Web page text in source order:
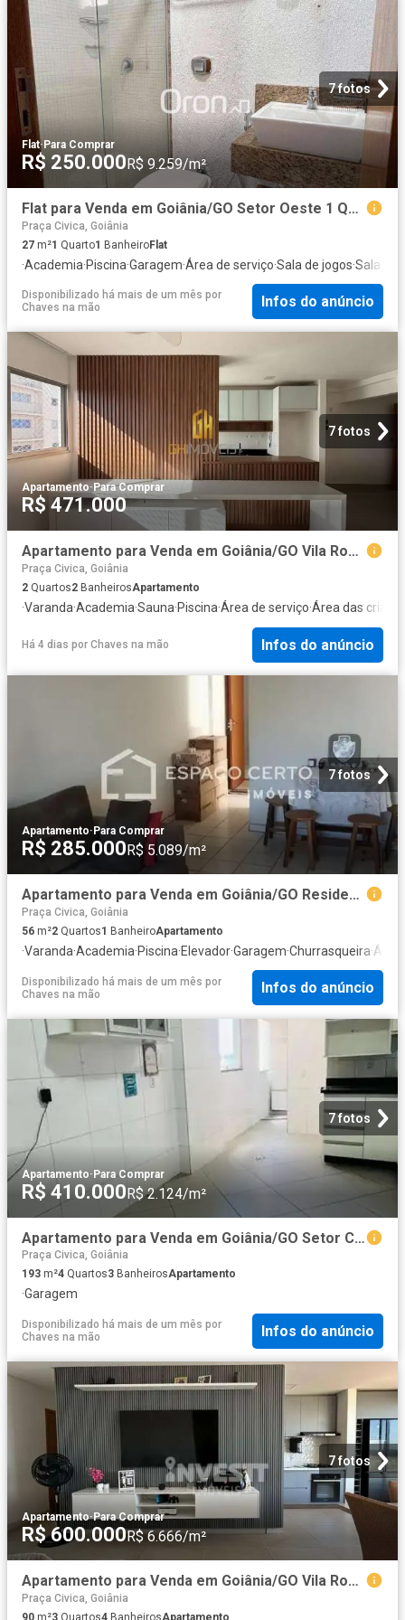
7 fotos
Flat·Para Comprar
R$ 250.000R$ 9.259/m²
Flat para Venda em Goiânia/GO Setor Oeste 1 Quartos
Praça Civica, Goiânia
27 m²1 Quarto1 BanheiroFlat
·Academia·Piscina·Garagem·Área de serviço·Sala de jogos·Sala
Disponibilizado há mais de um mês por
Chaves na mão
Infos do anúncio
7 fotos
Apartamento· Para Comprar
R$ 471.000
Apartamento para Venda em Goiânia/GO Vila Rosa 2 Quartos
Praça Civica, Goiânia
2 Quartos2 BanheirosApartamento
·Varanda·Academia·Sauna·Piscina·Área de serviço·Área das
Há 4 dias por Chaves na mão Infos do anúncio
7 fotos
Apartamento· Para Comprar
R$ 285.000R$ 5.089/m²
Apartamento para Venda em Goiânia/GO Residencial Eldorado 2 Quartos
Praça Civica, Goiânia
56 m²2 Quartos1 BanheiroApartamento
·Varanda·Academia·Piscina·Elevador·Garagem·Churrasqueira·Área
Disponibilizado há mais de um mês por
Chaves na mão
Infos do anúncio
7 fotos
Apartamento·Para Comprar
R$ 410.000R$ 2.124/m²
Apartamento para Venda em Goiânia/GO Setor Central 4 Quartos
Praça Civica, Goiânia
193 m²4 Quartos3 BanheirosApartamento
·Garagem
Disponibilizado há mais de um mês por
Chaves na mão
Infos do anúncio
7 fotos
Apartamento·Para Comprar
R$ 600.000R$ 6.666/m²
Apartamento para Venda em Goiânia/GO Vila Rosa 3 Quartos
Praça Civica, Goiânia
90 m²3 Quartos4 BanheirosApartamento